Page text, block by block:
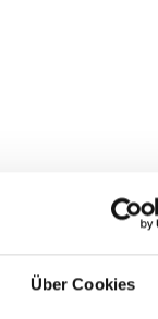
Über Cookies